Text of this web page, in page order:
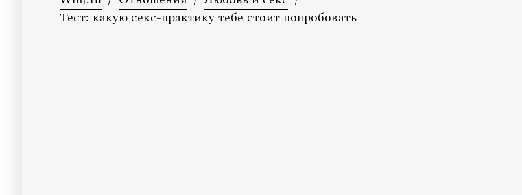
Тест: какую секс-практику тебе стоит попробовать